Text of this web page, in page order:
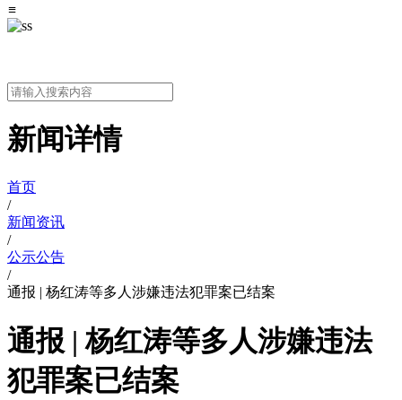
≡
新闻详情
首页
/
新闻资讯
/
公示公告
/
通报 | 杨红涛等多人涉嫌违法犯罪案已结案
通报 | 杨红涛等多人涉嫌违法
犯罪案已结案